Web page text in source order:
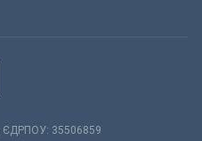
35506859